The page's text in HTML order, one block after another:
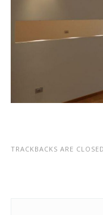
TRACKBACKS ARE